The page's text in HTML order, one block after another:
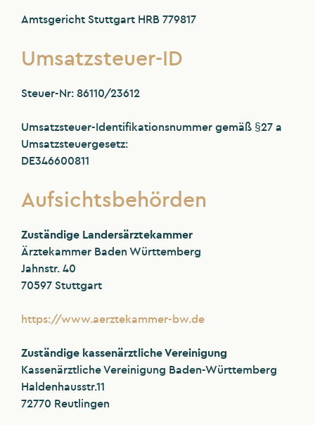
Amtsgericht Stuttgart HRB 779817
Umsatzsteuer-ID
Steuer-Nr: 86110/23612
Umsatzsteuer-Identifikationsnummer gemäß §27 a
Umsatzsteuergesetz:
DE346600811
Aufsichtsbehörden
Zuständige Landersärztekammer
Ärztekammer Baden Württemberg
Jahnstr. 40
70597 Stuttgart
https://www.aerztekammer-bw.de
Zuständige kassenärztliche Vereinigung
Kassenärztliche Vereinigung Baden-Württemberg
Haldenhausstr.11
72770 Reutlingen